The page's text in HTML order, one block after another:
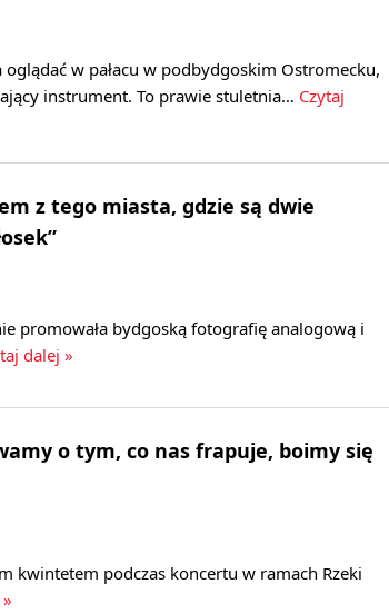
w pałacu w podbydgoskim Ostromecku,
instrument. To prawie stuletnia… Czytaj
z tego miasta, gdzie są dwie
promowała bydgoską fotografię analogową i
dalej »
o tym, co nas frapuje, boimy się
kwintetem podczas koncertu w ramach Rzeki